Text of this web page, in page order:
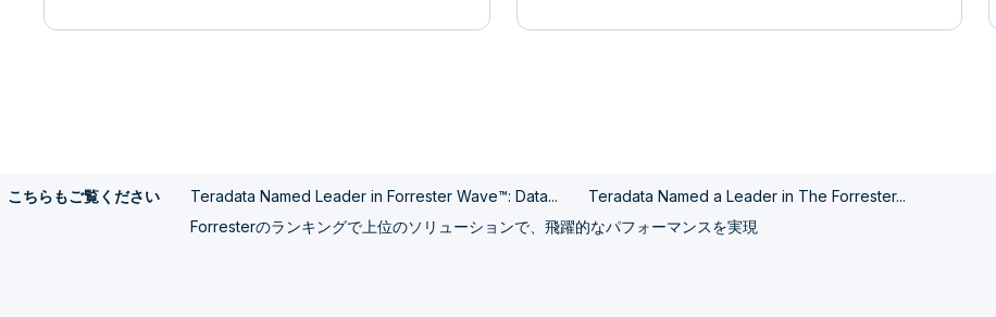
こちらもご覧ください Teradata Named Leader in Forrester Wave™: Data...
Teradata Named a Leader in The Forrester...
Forresterのランキングで上位のソリューションで、飛躍的なパフォーマンスを実現